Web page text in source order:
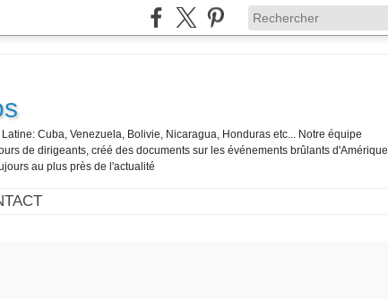
Cuba, Venezuela, Bolivie, Nicaragua, Honduras etc... Notre équipe
de dirigeants, créé des documents sur les événements brûlants d'Amérique
au plus près de l'actualité